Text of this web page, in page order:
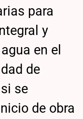
para
y
en el
de
se
de obra